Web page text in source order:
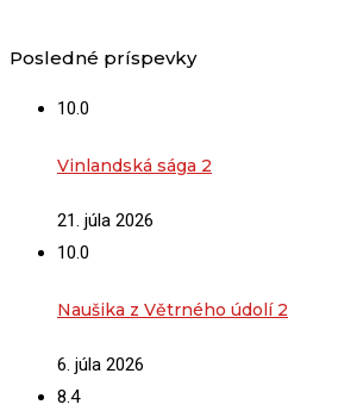
Posledné príspevky
10.0
Vinlandská sága 2
21. júla 2026
10.0
Naušika z Větrného údolí 2
6. júla 2026
8.4